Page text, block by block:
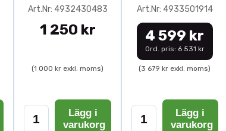
Art.Nr: 4932430483
1 250 kr
(1 000 kr exkl. moms)
Lägg i
varukorg
Art.Nr: 4933501914
4 599 kr
Ord. pris: 6 531 kr
(3 679 kr exkl. moms)
Lägg i
varukorg